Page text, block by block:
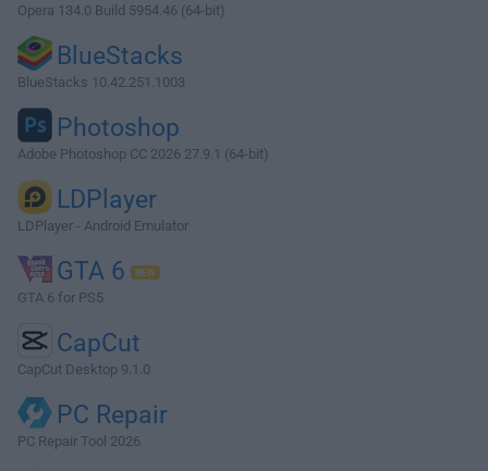
Opera 134.0 Build 5954.46 (64-bit)
BlueStacks
BlueStacks 10.42.251.1003
Photoshop
Adobe Photoshop CC 2026 27.9.1 (64-bit)
LDPlayer
LDPlayer - Android Emulator
GTA 6
GTA 6 for PS5
CapCut
CapCut Desktop 9.1.0
PC Repair
PC Repair Tool 2026